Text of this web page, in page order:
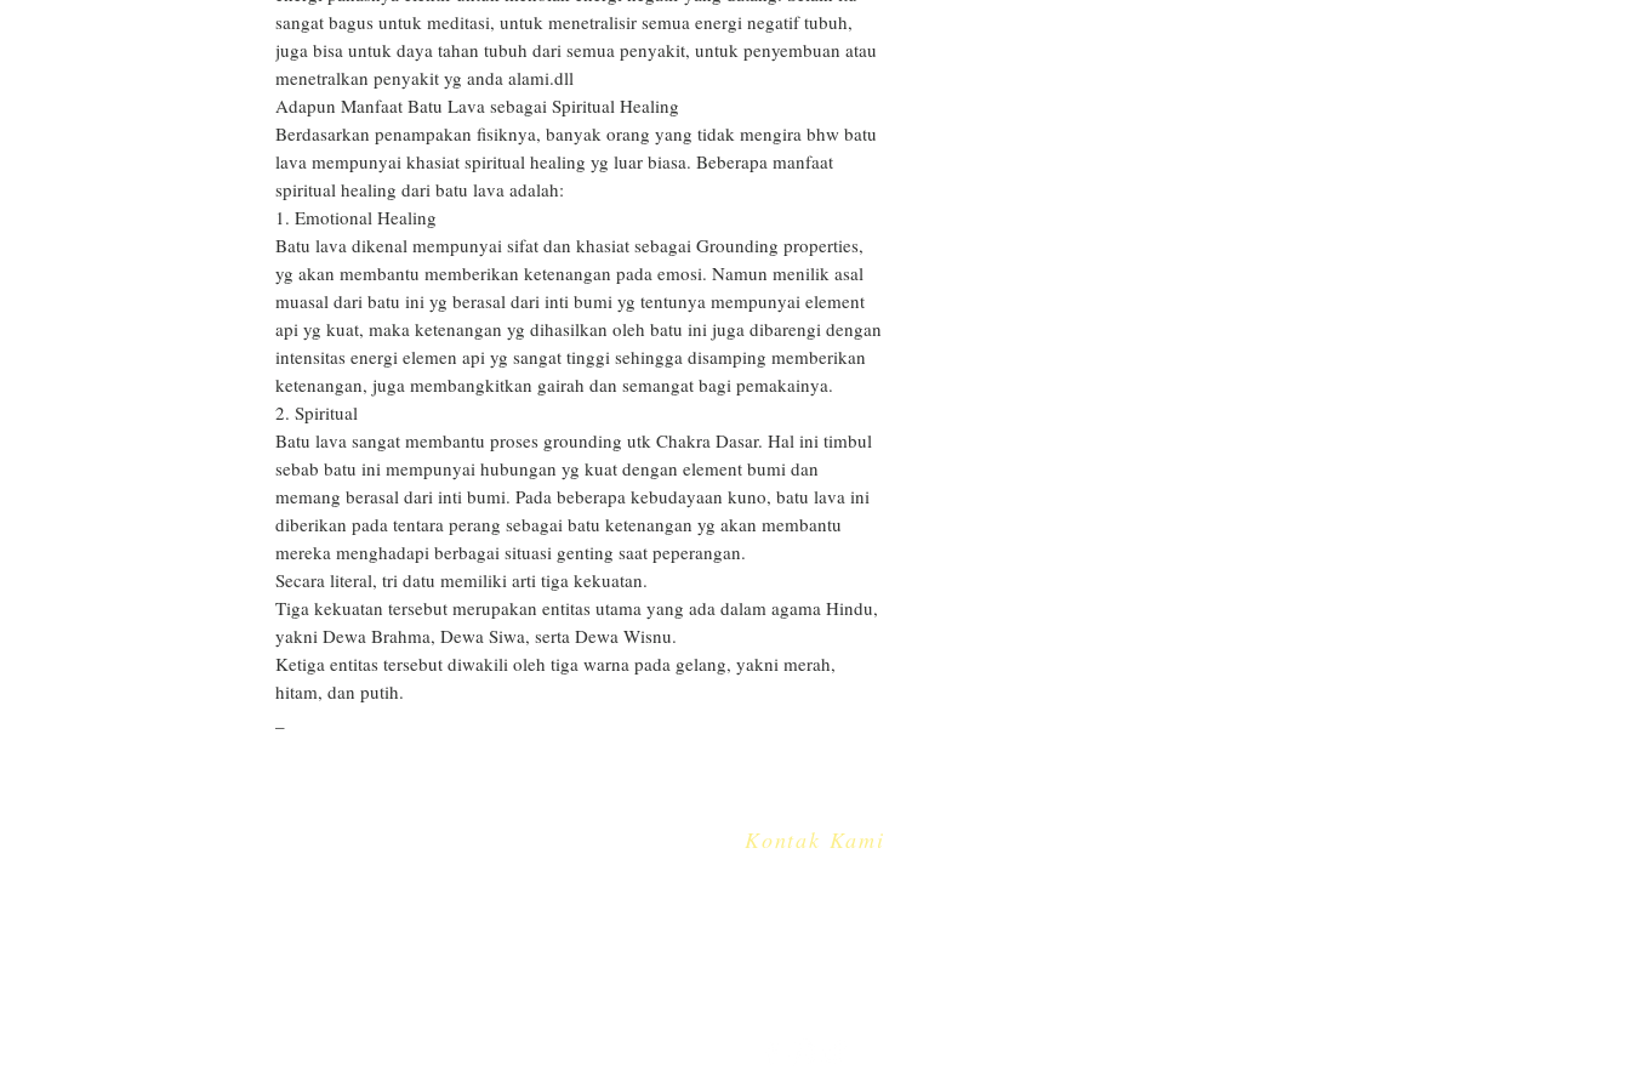
sangat bagus untuk meditasi, untuk menetralisir semua energi negatif tubuh,
juga bisa untuk daya tahan tubuh dari semua penyakit, untuk penyembuan atau
menetralkan penyakit yg anda alami.dll
Adapun Manfaat Batu Lava sebagai Spiritual Healing
Berdasarkan penampakan fisiknya, banyak orang yang tidak mengira bhw batu
lava mempunyai khasiat spiritual healing yg luar biasa. Beberapa manfaat
spiritual healing dari batu lava adalah:
1. Emotional Healing
Batu lava dikenal mempunyai sifat dan khasiat sebagai Grounding properties,
yg akan membantu memberikan ketenangan pada emosi. Namun menilik asal
muasal dari batu ini yg berasal dari inti bumi yg tentunya mempunyai element
api yg kuat, maka ketenangan yg dihasilkan oleh batu ini juga dibarengi dengan
intensitas energi elemen api yg sangat tinggi sehingga disamping memberikan
ketenangan, juga membangkitkan gairah dan semangat bagi pemakainya.
2. Spiritual
Batu lava sangat membantu proses grounding utk Chakra Dasar. Hal ini timbul
sebab batu ini mempunyai hubungan yg kuat dengan element bumi dan
memang berasal dari inti bumi. Pada beberapa kebudayaan kuno, batu lava ini
diberikan pada tentara perang sebagai batu ketenangan yg akan membantu
mereka menghadapi berbagai situasi genting saat peperangan.
Secara literal, tri datu memiliki arti tiga kekuatan.
Tiga kekuatan tersebut merupakan entitas utama yang ada dalam agama Hindu,
yakni Dewa Brahma, Dewa Siwa, serta Dewa Wisnu.
Ketiga entitas tersebut diwakili oleh tiga warna pada gelang, yakni merah,
hitam, dan putih.
Kontak Kami